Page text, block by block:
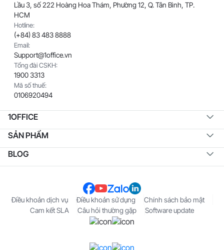
Lầu 3, số 222 Hoàng Hoa Thám, Phường 12, Q. Tân Bình, TP.
HCM
Hotline:
(+84) 83 483 8888
Email:
Support@1office.vn
Tổng đài CSKH:
1900 3313
Mã số thuế:
0106920494
1OFFICE
SẢN PHẨM
BLOG
Điều khoản dịch vụ Điều khoản sử dụng
Chính sách bảo mật
Cam kết SLA
Câu hỏi thường gặp Software update